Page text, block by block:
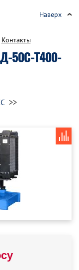
50С-Т400-
Контакты
Наверх